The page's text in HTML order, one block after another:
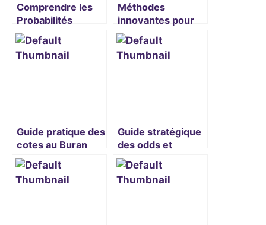
Comprendre les
Probabilités
Cachées des Live
Dealer BassBet
Méthodes
innovantes pour
exploiter les
probabilités au Art
Casino
Guide pratique des
cotes au Buran
Casino
Guide stratégique
des odds et
calculs au Tiki
Casino